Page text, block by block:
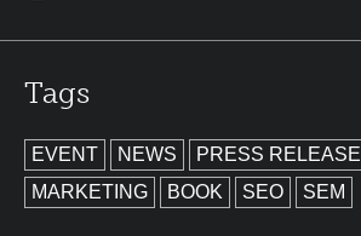
Tags
EVENT NEWS PRESS RELEASE
MARKETING
BOOK SEO SEM